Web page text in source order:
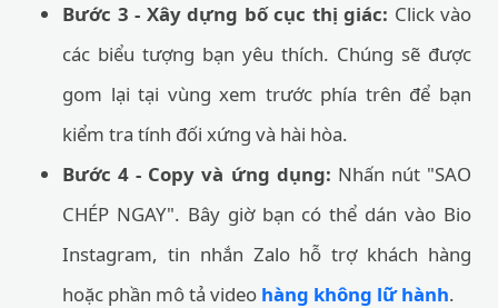
Bước 3 - Xây dựng bố cục thị giác: Click vào
các biểu tượng bạn yêu thích. Chúng sẽ được
gom lại tại vùng xem trước phía trên để bạn
kiểm tra tính đối xứng và hài hòa.
Bước 4 - Copy và ứng dụng: Nhấn nút "SAO
CHÉP NGAY". Bây giờ bạn có thể dán vào Bio
Instagram, tin nhắn Zalo hỗ trợ khách hàng
hoặc phần mô tả video hàng không lữ hành.